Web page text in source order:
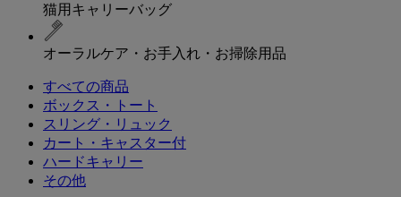
猫用キャリーバッグ
オーラルケア・お手入れ・お掃除用品
すべての商品
ボックス・トート
スリング・リュック
カート・キャスター付
ハードキャリー
その他